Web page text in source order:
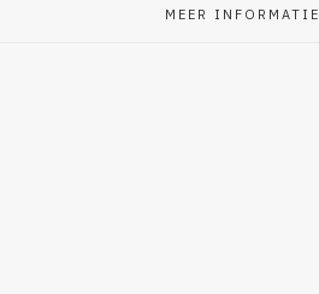
MEER INFORMATIE